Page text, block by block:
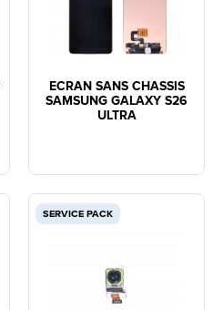
ECRAN SANS CHASSIS
SAMSUNG GALAXY S26
ULTRA
SERVICE PACK